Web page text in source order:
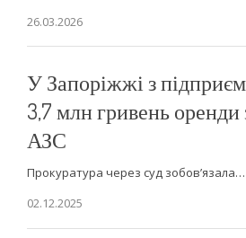
26.03.2026
У Запоріжжі з
3,7 млн гривень оренди
АЗС
Прокуратура через суд зобов’язала…
02.12.2025